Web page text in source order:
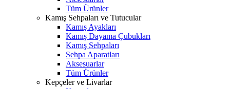
Tüm Ürünler
Kamış Sehpaları ve Tutucular
Kamış Ayakları
Kamış Dayama Çubukları
Kamış Sehpaları
Sehpa Aparatları
Aksesuarlar
Tüm Ürünler
Kepçeler ve Livarlar